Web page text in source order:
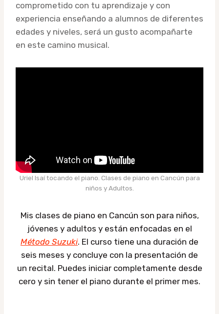
comprometido con tu aprendizaje y con
experiencia enseñando a alumnos de diferentes
edades y niveles, será un gusto acompañarte
en este camino musical.
Uriel Isaí tocando el piano. Clases de piano en Cancún para
niños y Adultos.
Mis clases de piano en Cancún son para niños,
jóvenes y adultos y están enfocadas en el
Método Suzuki. El curso tiene una duración de
seis meses y concluye con la presentación de
un recital. Puedes iniciar completamente desde
cero y sin tener el piano durante el primer mes.